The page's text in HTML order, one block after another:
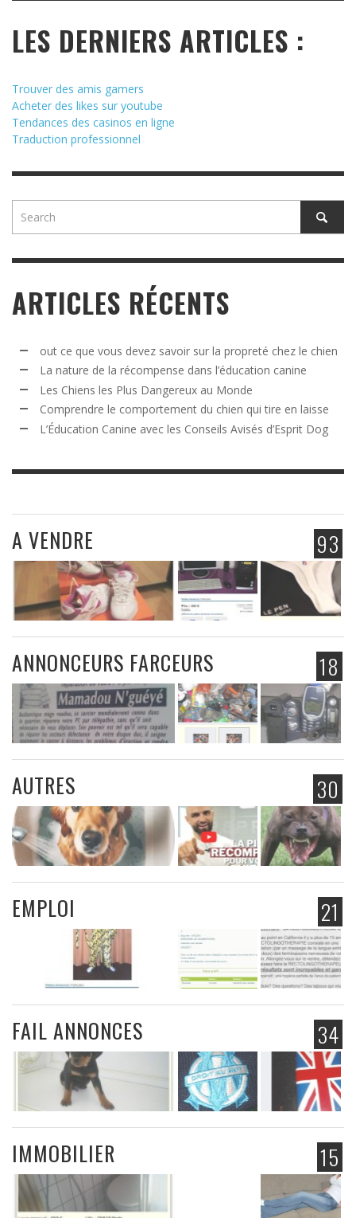
LES DERNIERS ARTICLES :
Trouver des amis gamers
Acheter des likes sur youtube
Tendances des casinos en ligne
Traduction professionnel
ARTICLES RÉCENTS
out ce que vous devez savoir sur la propreté chez le chien
La nature de la récompense dans l’éducation canine
Les Chiens les Plus Dangereux au Monde
Comprendre le comportement du chien qui tire en laisse
L’Éducation Canine avec les Conseils Avisés d’Esprit Dog
93
A VENDRE
18
ANNONCEURS FARCEURS
30
AUTRES
21
EMPLOI
34
FAIL ANNONCES
15
IMMOBILIER